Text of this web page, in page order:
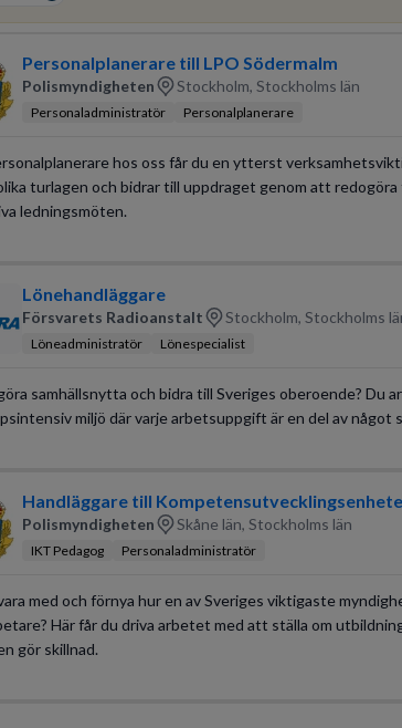
Personalplanerare till LPO Södermalm
Polismyndigheten Stockholm, Stockholms län
Personaladministratör Personalplanerare
hos oss får du en ytterst
turlagen och bidrar till uppdraget genom att
ledningsmöten.
Lönehandläggare
Försvarets Radioanstalt Stockholm, Stockholms
Löneadministratör Lönespecialist
samhällsnytta och bidra till Sveriges oberoende? Du
miljö där varje arbetsuppgift är en del av något
Handläggare till
Polismyndigheten Skåne län, Stockholms län
IKT Pedagog Personaladministratör
med och förnya hur en av Sveriges viktigaste
Här får du driva arbetet med att ställa om
gör skillnad.